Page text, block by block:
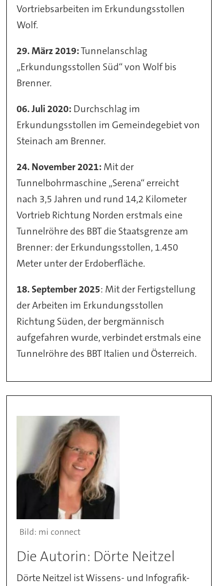
Vortriebsarbeiten im Erkundungsstollen
Wolf.
29. März 2019:Tunnelanschlag
„Erkundungsstollen Süd“ von Wolf bis
Brenner.
06. Juli 2020: Durchschlag im
Erkundungsstollen im Gemeindegebiet von
Steinach am Brenner.
24. November 2021: Mit der
Tunnelbohrmaschine „Serena“ erreicht
nach 3,5 Jahren und rund 14,2 Kilometer
Vortrieb Richtung Norden erstmals eine
Tunnelröhre des BBT die Staatsgrenze am
Brenner: der Erkundungsstollen, 1.450
Meter unter der Erdoberfläche.
18. September 2025: Mit der Fertigstellung
der Arbeiten im Erkundungsstollen
Richtung Süden, der bergmännisch
aufgefahren wurde, verbindet erstmals eine
Tunnelröhre des BBT Italien und Österreich.
mi connect
Die Autorin: Dörte Neitzel
Dörte Neitzel ist Wissens- und Infografik-